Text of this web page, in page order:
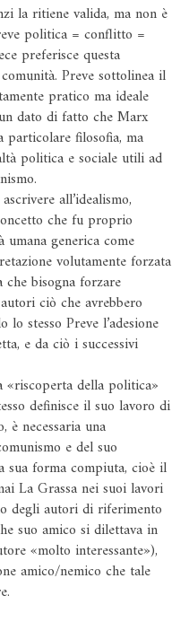
la ritiene valida, ma non è
politica = conflitto =
preferisce questa
Preve sottolinea il
pratico ma ideale
dato di fatto che Marx
filosofia, ma
politica e sociale utili ad
all’idealismo,
che fu proprio
umana generica come
volutamente forzata
che bisogna forzare
ciò che avrebbero
stesso Preve l’adesione
e da ciò i successivi
della politica»
definisce il suo lavoro di
è necessaria una
e del suo
sua forma compiuta, cioè il
La Grassa nei suoi lavori
degli autori di riferimento
suo amico si dilettava in
«molto interessante»),
amico/nemico che tale